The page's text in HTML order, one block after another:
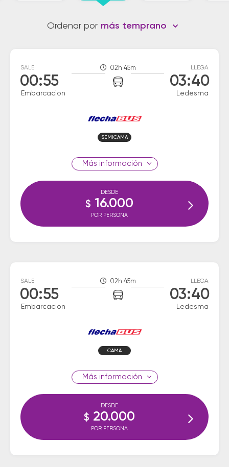
Ordenar por más temprano
SALE
00:55
Embarcacion
02h 45m LLEGA
03:40
Ledesma
SEMICAMA
información
DESDE
$ 16.000
POR PERSONA
SALE
00:55
Embarcacion
02h 45m LLEGA
03:40
Ledesma
CAMA
información
DESDE
$ 20.000
POR PERSONA